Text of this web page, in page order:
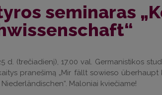
seminaras
d. (trečiadienį), 17.00 val. Germanistikos
pranešimą „Mir fällt sowieso
Maloniai kviečiame!